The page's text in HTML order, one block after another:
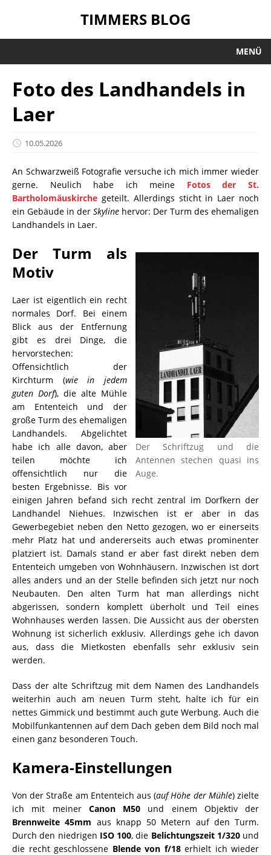
TIMMERS BLOG
MENÜ
Foto des Landhandels in
Laer
10.05.2026
An Schwarzweiß Fotografie versuche ich mich immer wieder
gerne. Neulich habe ich meine Fotos der St.
Bartholomäuskirche geteilt. Allerdings sticht in Laer noch
ein Gebäude in der Skyline hervor: Der Turm des ehemaligen
Landhandels in Laer.
Der Schriftzug und die
Antennen stechen quasi ins
Auge.
Der Turm als
Motiv
Laer ist eigentlich ein recht
normales Dorf. Bei einem
Blick aus der Entfernung
gibt es drei Dinge, die
hervorstechen:
Offensichtlich der
Kirchturm (wie in jedem
guten Dorf), die alte Mühle
am Ententeich und der
große Turm des ehemaligen
Landhandels. Abgelichtet
habe ich alle davon, aber
teilen möchte ich
offensichtlich nur die
besten Ergebnisse. Bis vor
einigen Jahren befand sich recht zentral im Dorfkern der
Landhandel Niehues. Inzwischen ist er aber in das
Gewerbegebiet neben den Netto gezogen, wo er einerseits
mehr Platz hat und andererseits auch etwas prominenter
platziert ist. Damals stand er aber fast direkt neben dem
Ententeich umgeben von Wohnhäusern. Inzwischen ist dort
alles anders und an der Stelle befinden sich jetzt nur noch
Neubauten. Den alten Turm hat man allerdings nicht
abgerissen, sondern komplett überholt und Teil eines
Wohnhauses werden lassen. Die Aussicht aus der obersten
Wohnung ist sicherlich exklusiv. Allerdings gehe ich davon
aus, dass die Mietkosten ebenfalls sehr exklusiv sein
werden.
Dass der alte Schriftzug mit dem Namen des Landhandels
weiterhin auch am neuen Turm steht, halte ich für ein
nettes Gimmick und bestimmt auch gute Werbung. Auch die
Mobilfunkantennen auf dem Dach geben dem Bild noch mal
einen ganz besonderen Touch.
Kamera-Einstellungen
Von der Straße am Ententeich aus (auf Höhe der Mühle) zielte
ich mit meiner Canon M50 und einem Objektiv der
Brennweite 45mm aus knapp 50 Metern auf den Turm.
Durch den niedrigen ISO 100, die Belichtungszeit 1/320und
die recht geschlossene Blende von f/18erhielt ich wieder